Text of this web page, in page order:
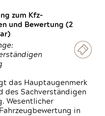
zum Kfz-
und Bewertung (2
das Hauptaugenmerk
des Sachverständigen
Wesentlicher
in